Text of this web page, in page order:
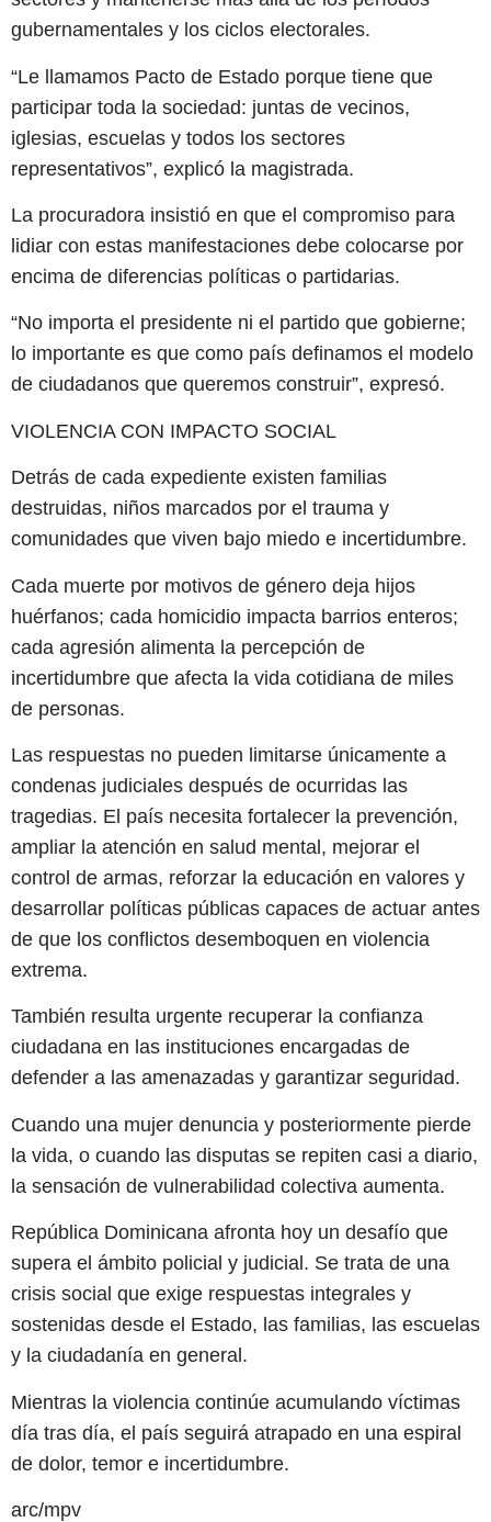
gubernamentales y los ciclos electorales.
“Le llamamos Pacto de Estado porque tiene que
participar toda la sociedad: juntas de vecinos,
iglesias, escuelas y todos los sectores
representativos”, explicó la magistrada.
La procuradora insistió en que el compromiso para
lidiar con estas manifestaciones debe colocarse por
encima de diferencias políticas o partidarias.
“No importa el presidente ni el partido que gobierne;
lo importante es que como país definamos el modelo
de ciudadanos que queremos construir”, expresó.
VIOLENCIA CON IMPACTO SOCIAL
Detrás de cada expediente existen familias
destruidas, niños marcados por el trauma y
comunidades que viven bajo miedo e incertidumbre.
Cada muerte por motivos de género deja hijos
huérfanos; cada homicidio impacta barrios enteros;
cada agresión alimenta la percepción de
incertidumbre que afecta la vida cotidiana de miles
de personas.
Las respuestas no pueden limitarse únicamente a
condenas judiciales después de ocurridas las
tragedias. El país necesita fortalecer la prevención,
ampliar la atención en salud mental, mejorar el
control de armas, reforzar la educación en valores y
desarrollar políticas públicas capaces de actuar antes
de que los conflictos desemboquen en violencia
extrema.
También resulta urgente recuperar la confianza
ciudadana en las instituciones encargadas de
defender a las amenazadas y garantizar seguridad.
Cuando una mujer denuncia y posteriormente pierde
la vida, o cuando las disputas se repiten casi a diario,
la sensación de vulnerabilidad colectiva aumenta.
República Dominicana afronta hoy un desafío que
supera el ámbito policial y judicial. Se trata de una
crisis social que exige respuestas integrales y
sostenidas desde el Estado, las familias, las escuelas
y la ciudadanía en general.
Mientras la violencia continúe acumulando víctimas
día tras día, el país seguirá atrapado en una espiral
de dolor, temor e incertidumbre.
arc/mpv